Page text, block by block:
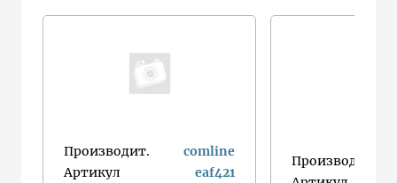
Производит.
comline
Артикул
eaf421
Производит.